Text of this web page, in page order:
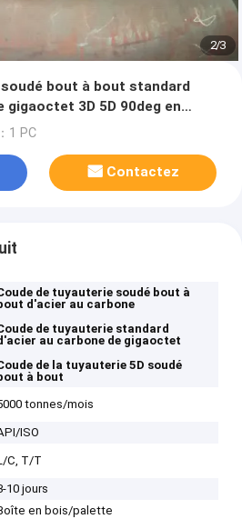
2/3
bout à bout standard
gigaoctet 3D 5D 90deg en
1 PC
Contactez
de tuyauterie soudé bout à
d'acier au carbone
de tuyauterie standard
au carbone de gigaoctet
de la tuyauterie 5D soudé
à bout
tonnes/mois
ISO
C, T/T
10 jours
en bois/palette